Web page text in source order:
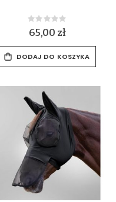
Rating:
0%
65,00 zł
DODAJ DO KOSZYKA